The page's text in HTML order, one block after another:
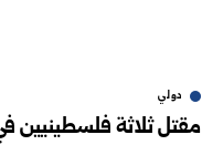
دولي
مقتل ثلاثة فلسطينيين